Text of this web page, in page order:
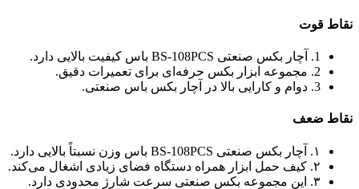
نقاط قوت
1. آچار بکس صنعتی BS-108PCS باس کیفیت بالایی دارد.
2. مجموعه ابزار بکس حرفه‌ای برای تعمیرات دقیق.
3. دوام و کارایی بالا در آچار بکس باس صنعتی.
نقاط ضعف
۱. آچار بکس صنعتی BS-108PCS باس وزن نسبتاً بالایی دارد.
۲. کیف حمل ابزار همراه دستگاه فضای زیادی اشغال می‌کند.
۳. این مجموعه بکس صنعتی سرعت شارژ محدودی دارد.